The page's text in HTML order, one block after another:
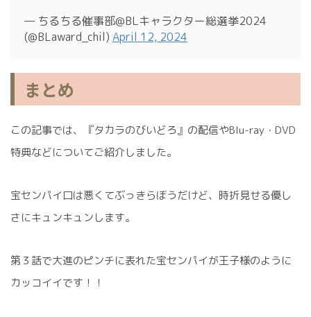
— ちるちる催事部@BLキャラクター総選挙2024
(@BLaward_chil) April 12, 2024
まとめ
この記事では、『タカラのびいどろ』の配信やBlu-ray・DVD
特典などについてご紹介しました。
宝センパイ口は悪くてぶっきらぼうだけど、時折見せる優し
さにキュンキュンします。
第３話で大進のピンチに表れた宝センパイが王子様のように
カッコイイです！！